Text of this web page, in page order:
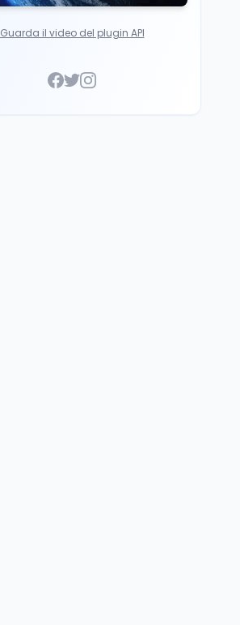
Guarda il video del plugin API